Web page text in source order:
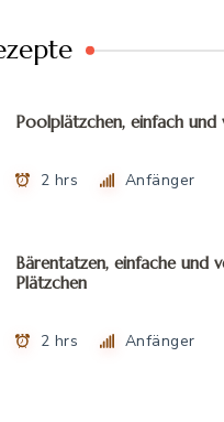
Poolplätzchen, einfach und
2 hrs Anfänger
Bärentatzen, einfache und
Plätzchen
2 hrs Anfänger